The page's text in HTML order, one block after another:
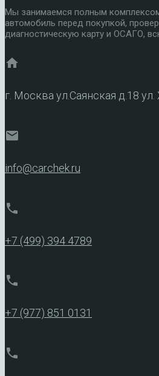
Мы занимаемся полным комплексом
автомобиль перед покупкой,
диагностическую карту и ОСАГО,
home
г. Москва ул.Саянская д.18
mail
info@carchek.ru
phone
+7 (499) 394 4789
phone
+7 (977) 851 0131
phone